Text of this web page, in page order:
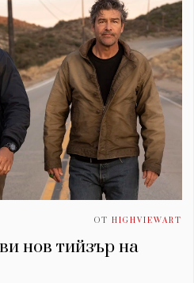
ОТ HIGHVIEWART
нов тийзър на